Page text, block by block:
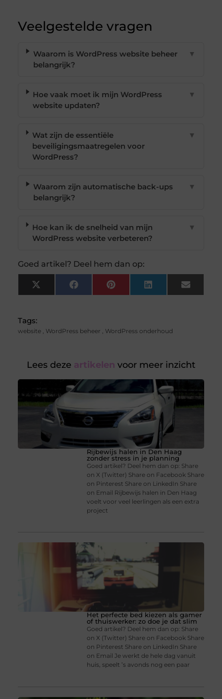
Veelgestelde vragen
Waarom is WordPress website beheer
belangrijk?
▼
Hoe vaak moet ik mijn WordPress
website updaten?
▼
Wat zijn de essentiële
beveiligingsmaatregelen voor
WordPress?
▼
Waarom zijn automatische back-ups
belangrijk?
▼
Hoe kan ik de snelheid van mijn
WordPress website verbeteren?
▼
Goed artikel? Deel hem dan op:
X
(Twitter)
FacebookPinterest LinkedIn Email
Tags:
website, WordPress beheer , WordPress onderhoud
Lees deze artikelen voor meer inzicht
Rijbewijs halen in Den Haag
zonder stress in je planning
Goed artikel? Deel hem dan op: Share
on X (Twitter) Share on Facebook Share
on Pinterest Share on LinkedIn Share
on Email Rijbewijs halen in Den Haag
voelt voor veel leerlingen als een extra
project
Het perfecte bed kiezen als gamer
of thuiswerker: zo doe je dat slim
Goed artikel? Deel hem dan op: Share
on X (Twitter) Share on Facebook Share
on Pinterest Share on LinkedIn Share
on Email Je werkt de hele dag vanuit
huis, speelt ’s avonds nog een paar